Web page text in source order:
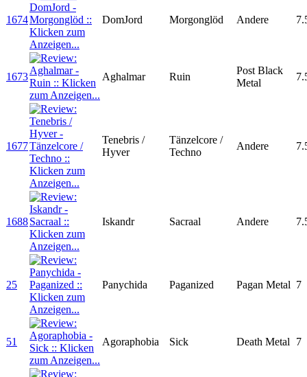
1674 DomJord Morgonglöd Andere
1673 Aghalmar Ruin
Post Black
Metal
1677
Tenebris /
Hyver
Tänzelcore /
Techno
Andere
1688 Iskandr Sacraal Andere
25 Panychida Paganized Pagan Metal 7
51 Agoraphobia Sick Death Metal 7